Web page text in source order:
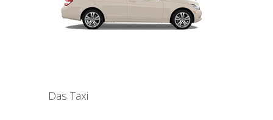
Das Taxi